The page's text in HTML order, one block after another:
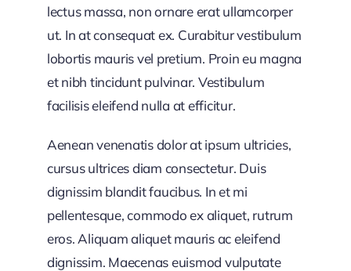
lectus massa, non ornare erat ullamcorper
ut. In at consequat ex. Curabitur vestibulum
lobortis mauris vel pretium. Proin eu magna
et nibh tincidunt pulvinar. Vestibulum
facilisis eleifend nulla at efficitur.
Aenean venenatis dolor at ipsum ultricies,
cursus ultrices diam consectetur. Duis
dignissim blandit faucibus. In et mi
pellentesque, commodo ex aliquet, rutrum
eros. Aliquam aliquet mauris ac eleifend
dignissim. Maecenas euismod vulputate